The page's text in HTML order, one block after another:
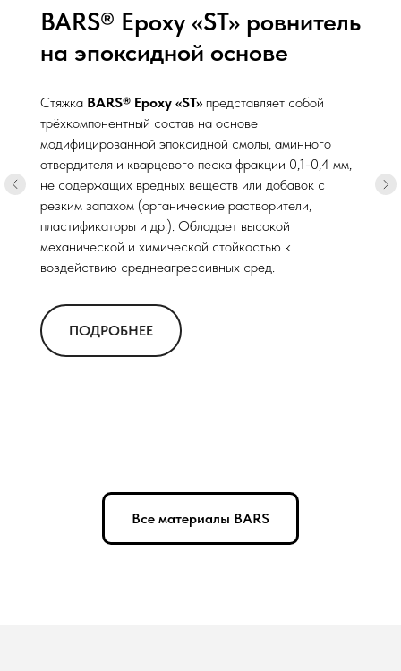
BARS® Epoxy «F» наливной
пол на основе эпоксидной
ПолBARS®Epoxy «F»представляет собой
двухкомпонентный состав на основе
модифицированной эпоксидной смолы и аминного
отвердителя, не содержащих вредных веществ или
добавок с резким запахом (органические
растворители, пластификаторы и др.). Обладает
хорошей механической и химической стойкостью к
воздействию среднеагрессивных сред.
ПОДРОБНЕЕ